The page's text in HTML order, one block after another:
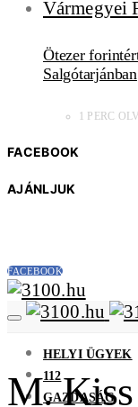
Ötezer
Salgótarjánban
1 PERC
FACEBOOK
AJÁNLJUK
FACEBOOK
HELYI ÜGYEK
112
GAZDASÁG
M.